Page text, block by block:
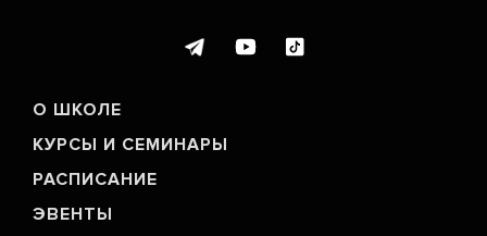
О ШКОЛЕ
КУРСЫ И СЕМИНАРЫ
РАСПИСАНИЕ
ЭВЕНТЫ